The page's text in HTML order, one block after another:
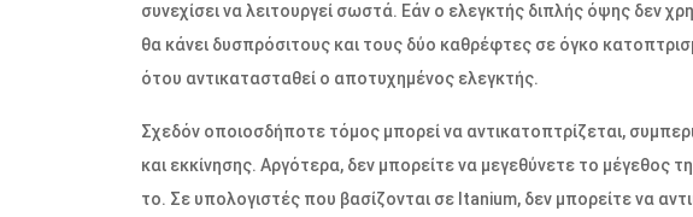
συνεχίσει να λειτουργεί σωστά. Εάν ο ελεγκτής διπλής όψης δεν
θα κάνει δυσπρόσιτους και τους δύο καθρέφτες σε όγκο
ότου αντικατασταθεί ο αποτυχημένος ελεγκτής.
Σχεδόν οποιοσδήποτε τόμος μπορεί να αντικατοπτρίζεται,
και εκκίνησης. Αργότερα, δεν μπορείτε να μεγεθύνετε το μέγεθος
το. Σε υπολογιστές που βασίζονται σε Itanium, δεν μπορείτε να